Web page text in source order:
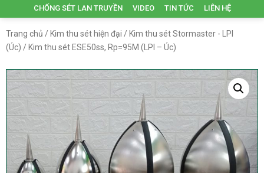
CHỐNG SÉT LAN TRUYỀN
VIDEO TIN TỨC LIÊN HỆ
Trang chủ / Kim thu sét hiện đại / Kim thu sét Stormaster - LPI
(Úc) / Kim thu sét ESE50ss, Rp=95M (LPI – Úc)